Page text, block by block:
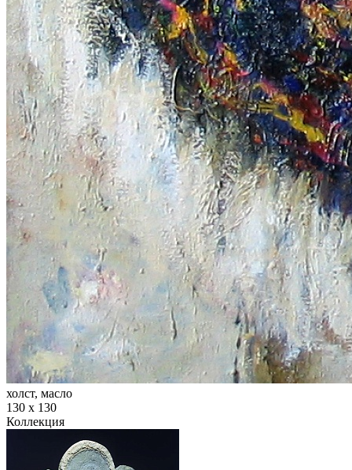
холст, масло
130 х 130
Коллекция